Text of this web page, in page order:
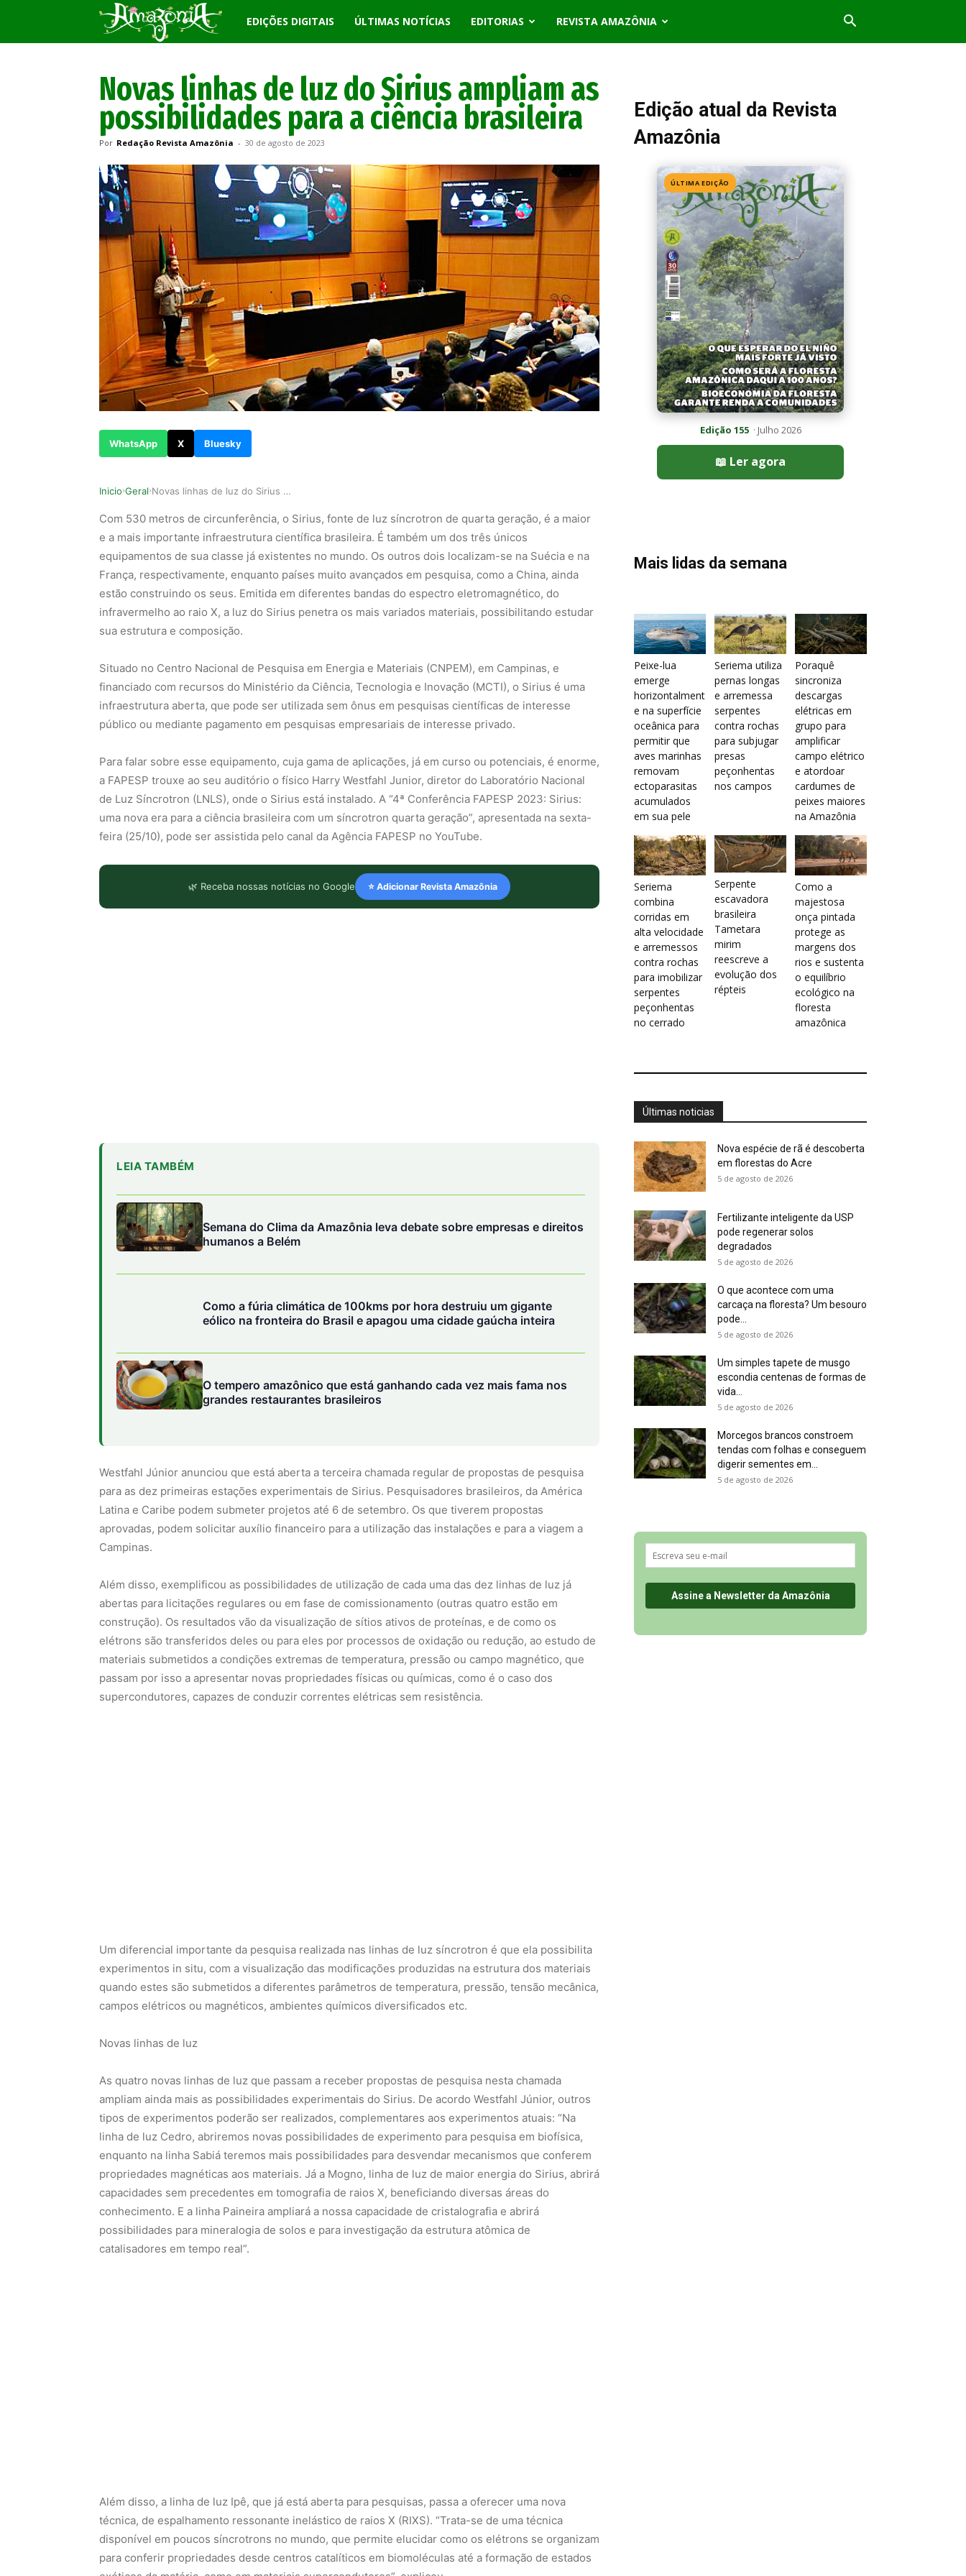
Revista
EDIÇÕES DIGITAIS ÚLTIMAS NOTÍCIAS EDITORIAS REVISTA AMAZÔNIA
Novas linhas de luz do Sirius ampliam as
possibilidades para a ciência brasileira
Por Redação Revista Amazônia - 30 de agosto de 2023
WhatsApp X Bluesky
Inicio›Geral› Novas linhas de luz do Sirius ampliam as possib…
Com 530 metros de circunferência, o Sirius, fonte de luz síncrotron de quarta geração, é a maior
e a mais importante infraestrutura científica brasileira. É também um dos três únicos
equipamentos de sua classe já existentes no mundo. Os outros dois localizam-se na Suécia e na
França, respectivamente, enquanto países muito avançados em pesquisa, como a China, ainda
estão construindo os seus. Emitida em diferentes bandas do espectro eletromagnético, do
infravermelho ao raio X, a luz do Sirius penetra os mais variados materiais, possibilitando estudar
sua estrutura e composição.
Situado no Centro Nacional de Pesquisa em Energia e Materiais (CNPEM), em Campinas, e
financiado com recursos do Ministério da Ciência, Tecnologia e Inovação (MCTI), o Sirius é uma
infraestrutura aberta, que pode ser utilizada sem ônus em pesquisas científicas de interesse
público ou mediante pagamento em pesquisas empresariais de interesse privado.
Para falar sobre esse equipamento, cuja gama de aplicações, já em curso ou potenciais, é enorme,
a FAPESP trouxe ao seu auditório o físico Harry Westfahl Junior, diretor do Laboratório Nacional
de Luz Síncrotron (LNLS), onde o Sirius está instalado. A “4ª Conferência FAPESP 2023: Sirius:
uma nova era para a ciência brasileira com um síncrotron quarta geração”, apresentada na sexta-
feira (25/10), pode ser assistida pelo canal da Agência FAPESP no YouTube.
🌿 Receba nossas notícias no Google ⭐ Adicionar Revista Amazônia
Como a fúria climática de 100kms por hora destruiu um gigante
O tempero amazônico que está ganhando cada vez mais fama nos
Westfahl Júnior anunciou que está aberta a terceira chamada regular de propostas de pesquisa
para as dez primeiras estações experimentais de Sirius. Pesquisadores brasileiros, da América
Latina e Caribe podem submeter projetos até 6 de setembro. Os que tiverem propostas
aprovadas, podem solicitar auxílio financeiro para a utilização das instalações e para a viagem a
Além disso, exemplificou as possibilidades de utilização de cada uma das dez linhas de luz já
abertas para licitações regulares ou em fase de comissionamento (outras quatro estão em
construção). Os resultados vão da visualização de sítios ativos de proteínas, e de como os
elétrons são transferidos deles ou para eles por processos de oxidação ou redução, ao estudo de
materiais submetidos a condições extremas de temperatura, pressão ou campo magnético, que
supercondutores, capazes de conduzir correntes elétricas sem resistência.
As quatro novas linhas de luz que passam a receber propostas de pesquisa nesta chamada
ampliam ainda mais as possibilidades experimentais do Sirius. De acordo Westfahl Júnior, outros
tipos de experimentos poderão ser realizados, complementares aos experimentos atuais: “Na
enquanto na linha Sabiá teremos mais possibilidades para desvendar mecanismos que conferem
capacidades sem precedentes em tomografia de raios X, beneficiando diversas áreas do
conhecimento. E a linha Paineira ampliará a nossa capacidade de cristalografia e abrirá
possibilidades para mineralogia de solos e para investigação da estrutura atômica de
catalisadores em tempo real”.
Acelerador de partículas
O Sirius é, fundamentalmente, um acelerador de partículas. E Westfahl Júnior explicou a diferença
entre ele e outros aceleradores, como o gigantesco Large Hadron Collider (LHC), instalado na
fronteira franco-suíça. No LHC, dois feixes de hádrons (principalmente prótons) deslocam-se pelo
Edição atual da Revista
Amazônia
ÚLTIMA EDIÇÃO
Edição 155· Julho 2026
📖 Ler agora
Mais lidas da semana
Peixe-lua
emerge
horizontalment
e na superfície
oceânica para
permitir que
aves marinhas
removam
ectoparasitas
acumulados
em sua pele
Seriema utiliza
pernas longas
e arremessa
serpentes
contra rochas
para subjugar
presas
peçonhentas
nos campos
Poraquê
sincroniza
descargas
elétricas em
grupo para
amplificar
campo elétrico
e atordoar
cardumes de
peixes maiores
na Amazônia
Seriema
combina
corridas em
alta velocidade
e arremessos
contra rochas
para imobilizar
serpentes
peçonhentas
no cerrado
Serpente
escavadora
brasileira
Tametara
mirim
reescreve a
evolução dos
répteis
Como a
majestosa
onça pintada
protege as
margens dos
rios e sustenta
o equilíbrio
ecológico na
floresta
amazônica
Últimas noticias
Nova espécie de rã é descoberta
em florestas do Acre
5 de agosto de 2026
Fertilizante inteligente da USP
pode regenerar solos
degradados
5 de agosto de 2026
O que acontece com uma
carcaça na floresta? Um besouro
pode...
5 de agosto de 2026
Um simples tapete de musgo
escondia centenas de formas de
vida...
5 de agosto de 2026
Morcegos brancos constroem
tendas com folhas e conseguem
digerir sementes em...
5 de agosto de 2026